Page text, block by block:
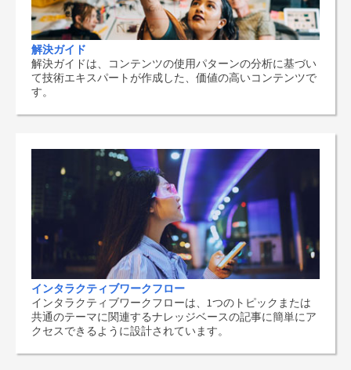
解決ガイド
解決ガイドは、コンテンツの使用パターンの分析に基づい
て技術エキスパートが作成した、価値の高いコンテンツで
す。
インタラクティブワークフロー
インタラクティブワークフローは、1つのトピックまたは
共通のテーマに関連するナレッジベースの記事に簡単にア
クセスできるように設計されています。